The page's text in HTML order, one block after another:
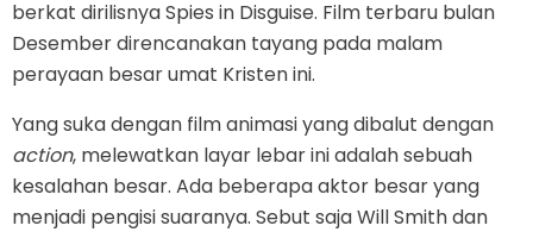
berkat dirilisnya Spies in Disguise. Film terbaru bulan
Desember direncanakan tayang pada malam
perayaan besar umat Kristen ini.
Yang suka dengan film animasi yang dibalut dengan
action, melewatkan layar lebar ini adalah sebuah
kesalahan besar. Ada beberapa aktor besar yang
menjadi pengisi suaranya. Sebut saja Will Smith dan